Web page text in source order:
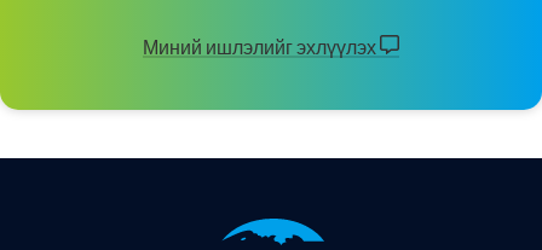
Миний ишлэлийг эхлүүлэх